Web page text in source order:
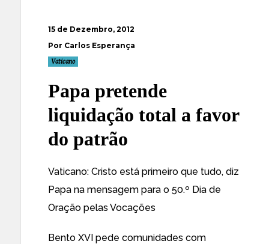
15 de Dezembro, 2012
Por Carlos Esperança
Vaticano
Papa pretende
liquidação total a favor
do patrão
Vaticano: Cristo está primeiro que tudo, diz
Papa na mensagem para o 50.º Dia de
Oração pelas Vocações
Bento XVI pede comunidades com